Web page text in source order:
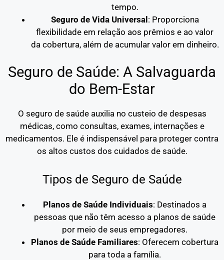
tempo.
Seguro de Vida Universal: Proporciona
flexibilidade em relação aos prêmios e ao valor
da cobertura, além de acumular valor em dinheiro.
Seguro de Saúde: A Salvaguarda
do Bem-Estar
O seguro de saúde auxilia no custeio de despesas
médicas, como consultas, exames, internações e
medicamentos. Ele é indispensável para proteger contra
os altos custos dos cuidados de saúde.
Tipos de Seguro de Saúde
Planos de Saúde Individuais: Destinados a
pessoas que não têm acesso a planos de saúde
por meio de seus empregadores.
Planos de Saúde Familiares: Oferecem cobertura
para toda a família.